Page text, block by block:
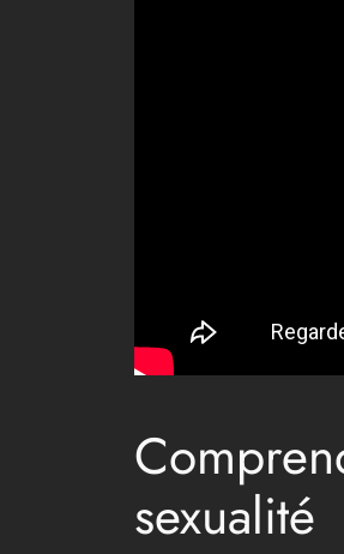
sexualité